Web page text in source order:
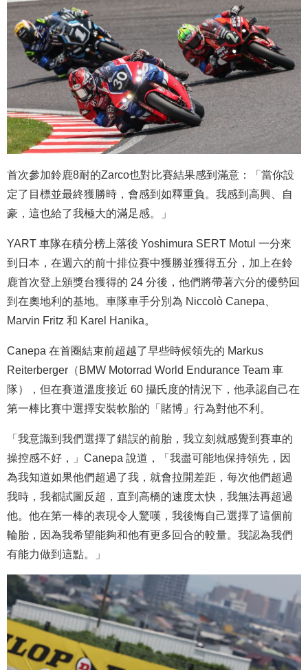
首次參加鈴鹿8耐的Zarco也對比賽結果感到滿意：「當你設
定了目標並最終獲勝時，會感到如釋重負。我感到高興、自
豪，這也給了我極大的滿足感。」
YART 車隊在積分榜上落後 Yoshimura SERT Motul 一分來
到日本，在週六的前十排位賽中獲勝並獲得五分，加上在鈴
鹿首次登上頒獎台獲得的 24 分後，他們將帶著六分的優勢回
到在奧地利的基地。車隊車手分別為 Niccolò Canepa、
Marvin Fritz 和 Karel Hanika。
Canepa 在首圈結束前超越了早些時候領先的 Markus
Reiterberger（BMW Motorrad World Endurance Team 車
隊），但在賽道溫度接近 60 攝氏度的情況下，他承認自己在
第一棒比賽中選擇安裝軟胎的「賭博」行為對他不利。
「我意識到我們選擇了錯誤的前胎，我立刻就感覺到賽車的
操控感不好，」Canepa 說道，「我盡可能地保持領先，因
為我知道如果他們超過了我，就會拉開差距，每次他們超過
我時，我都試圖反超，直到高橋的速度太快，我無法再超過
他。他在第一棒的表現令人驚嘆，我後悔自己選擇了這個前
輪胎，因為我希望能夠和他有更多回合的較量。我認為我們
有能力做到這點。」